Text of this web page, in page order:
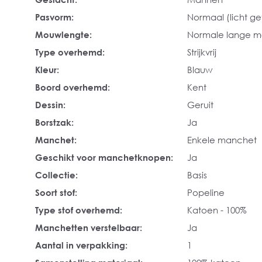
Pasvorm:
Normaal (licht
Mouwlengte:
Normale lange
Type overhemd:
Strijkvrij
Kleur:
Blauw
Boord overhemd:
Kent
Dessin:
Geruit
Borstzak:
Ja
Manchet:
Enkele manchet
Geschikt voor manchetknopen:
Ja
Collectie:
Basis
Soort stof:
Popeline
Type stof overhemd:
Katoen - 100%
Manchetten verstelbaar:
Ja
Aantal in verpakking:
1